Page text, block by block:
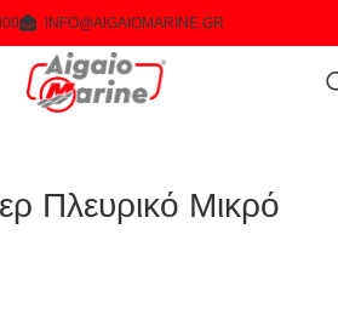
INFO@AIGAIOMARINE.GR
Πλευρικό Μικρό